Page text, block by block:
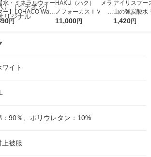
水・ミネラルウォー
ー】LOHACO Wate
ロハコウォータ
） オリジナル
円
HAKU（ハク） メラ
ノフォーカスＩＶ 4
5ｇ 資生堂 おまけ
11,000円
アイリスフー
山の強炭酸水
レス 500ml 1
1,420円
ワイト
：90％、ポリウレタン：10%
上被服